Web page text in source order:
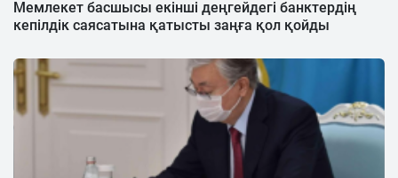
Мемлекет басшысы екінші деңгейдегі банктердің
кепілдік саясатына қатысты заңға қол қойды